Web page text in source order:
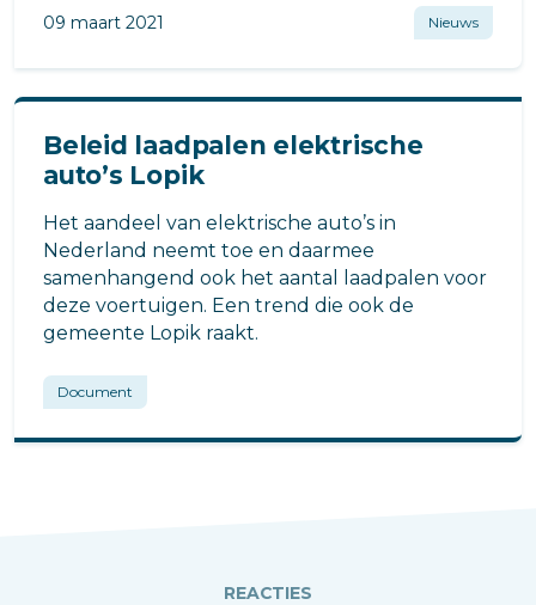
subsidieplafond van 84 miljoen euro
09 maart 2021 Nieuws
Beleid laadpalen elektrische
auto’s Lopik
Het aandeel van elektrische auto’s in
Nederland neemt toe en daarmee
samenhangend ook het aantal laadpalen voor
deze voertuigen. Een trend die ook de
gemeente Lopik raakt.
Document
REACTIES